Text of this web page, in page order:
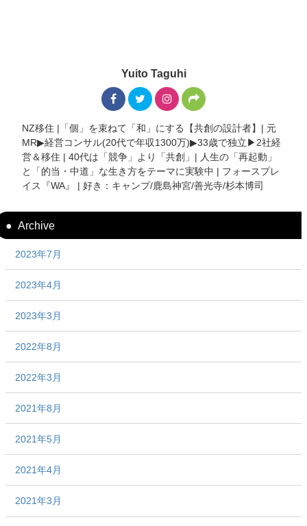
Yuito Taguhi
NZ移住 |「個」を束ねて「和」にする【共創の設計者】| 元
MR▶︎経営コンサル(20代で年収1300万)▶︎33歳で独立▶︎2社経
営＆移住 | 40代は「競争」より「共創」| 人生の「再起動」
と「的当・中道」な生き方をテーマに実験中 | フォースプレ
イス『WA』 | 好き：キャンプ/鹿島神宮/善光寺/杉本博司
Archive
2023年7月
2023年4月
2023年3月
2022年8月
2022年3月
2021年8月
2021年5月
2021年4月
2021年3月